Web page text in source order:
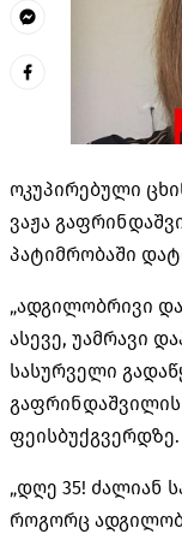
ოკუპირებული
ვაჟა
პატიმრობაში
„ადგილობრივი
ასევე, უამრავი
სასურველი
ფეისბუქგვერდზე.
„დღე 35! ძალიან
როგორც